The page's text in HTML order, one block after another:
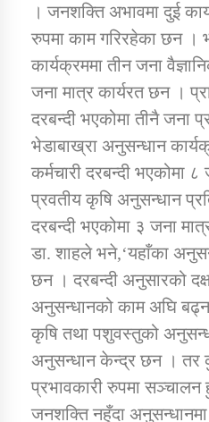
। जनशक्ति अभावमा दुई
रुपमा काम गरिरहेका छन ।
कार्यक्रममा तीन जना
जना मात्र कार्यरत छन ।
दरबन्दी भएकोमा तीनै जना
भेडाबाख्रा अनुसन्धान
कर्मचारी दरबन्दी भएकोमा
प्रवतीय कृषि अनुसन्धान
दरबन्दी भएकोमा ३ जना
डा. शाहले भने,‘यहाँका
छन । दरबन्दी अनुसारको
अनुसन्धानको काम अघि
कृषि तथा पशुवस्तुको
अनुसन्धान केन्द्र छन । तर
प्रभावकारी रुपमा
जनशक्ति नहुँदा